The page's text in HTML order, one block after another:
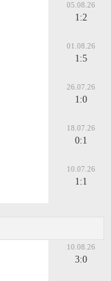
05.08.26
1:2
01.08.26
1:5
26.07.26
1:0
18.07.26
0:1
10.07.26
1:1
10.08.26
3:0